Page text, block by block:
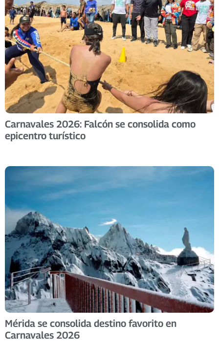
Carnavales 2026: Falcón se consolida como
epicentro turístico
Mérida se consolida destino favorito en
Carnavales 2026